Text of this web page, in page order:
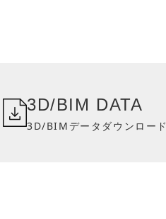
3D/BIM DATA
3D/BIMデータダウンロード